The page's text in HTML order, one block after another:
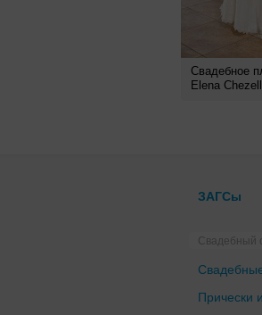
Свадебное
Elena
ЗАГСы
Свадебный
Прически